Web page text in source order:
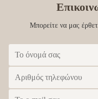
Μπορείτε να μας